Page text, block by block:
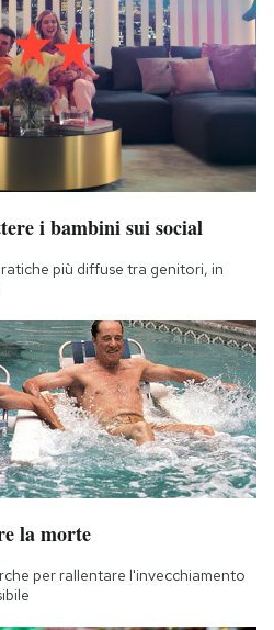
i bambini sui social
più diffuse tra genitori, in
la morte
per rallentare l'invecchiamento